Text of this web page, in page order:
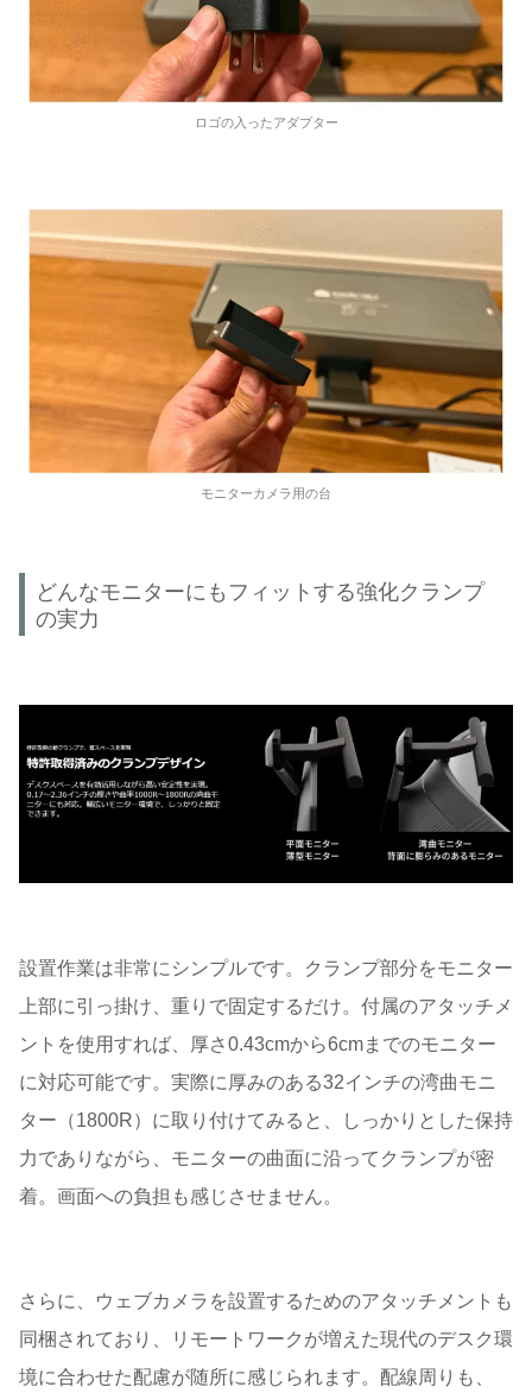
ロゴの入ったアダプター
モニターカメラ用の台
どんなモニターにもフィットする強化クランプ
の実力
設置作業は非常にシンプルです。クランプ部分をモニター
上部に引っ掛け、重りで固定するだけ。付属のアタッチメ
ントを使用すれば、厚さ0.43cmから6cmまでのモニター
に対応可能です。実際に厚みのある32インチの湾曲モニ
ター（1800R）に取り付けてみると、しっかりとした保持
力でありながら、モニターの曲面に沿ってクランプが密
着。画面への負担も感じさせません。
さらに、ウェブカメラを設置するためのアタッチメントも
同梱されており、リモートワークが増えた現代のデスク環
境に合わせた配慮が随所に感じられます。配線周りも、